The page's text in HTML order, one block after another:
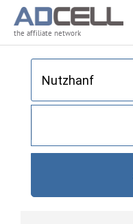
the affiliate network